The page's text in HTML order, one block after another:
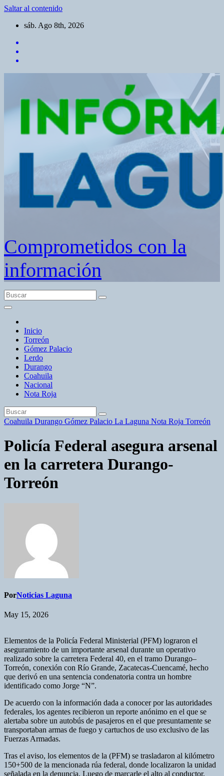
Saltar al contenido
sáb. Ago 8th, 2026
Comprometidos con la
información
Inicio
Torreón
Gómez Palacio
Lerdo
Durango
Coahuila
Nacional
Nota Roja
Coahuila Durango Gómez Palacio La Laguna Nota Roja Torreón
Policía Federal asegura arsenal
en la carretera Durango-
Torreón
PorNoticias Laguna
May 15, 2026
Elementos de la Policía Federal Ministerial (PFM) lograron el
aseguramiento de un importante arsenal durante un operativo
realizado sobre la carretera Federal 40, en el tramo Durango–
Torreón, conexión con Río Grande, Zacatecas-Cuencamé, hecho
que derivó en una sentencia condenatoria contra un hombre
identificado como Jorge “N”.
De acuerdo con la información dada a conocer por las autoridades
federales, los agentes recibieron un reporte anónimo en el que se
alertaba sobre un autobús de pasajeros en el que presuntamente se
transportaban armas de fuego y cartuchos de uso exclusivo de las
Fuerzas Armadas.
Tras el aviso, los elementos de la (PFM) se trasladaron al kilómetro
150+500 de la mencionada rúa federal, donde localizaron la unidad
señalada en la denuncia. Luego de marcarle el alto al conductor,